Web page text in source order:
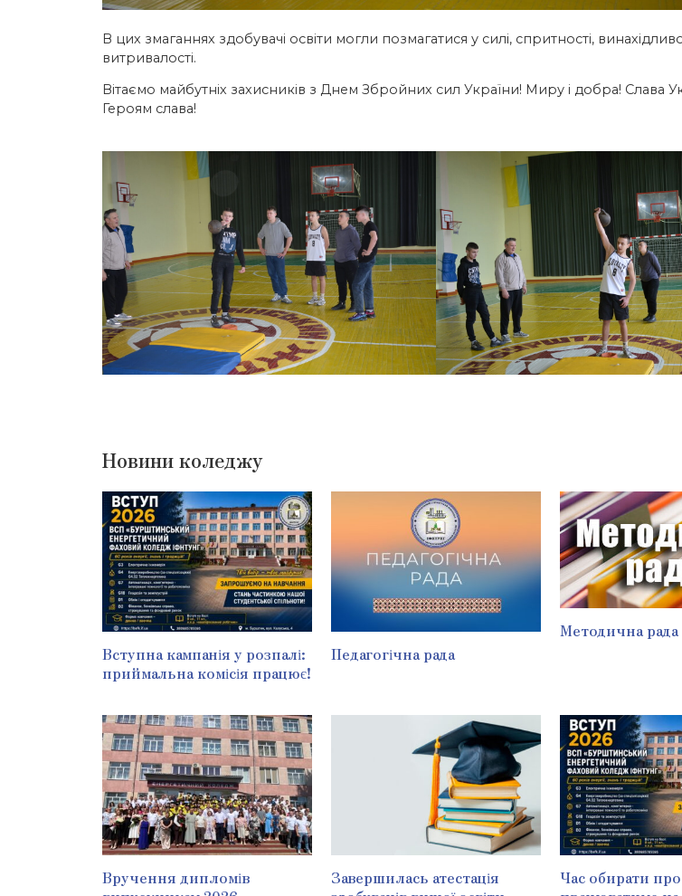
В цих змаганнях здобувачі освіти могли позмагатися у силі, спритності,
витривалості.
Вітаємо майбутніх захисників з Днем Збройних сил України! Миру і добра! Слава
Героям слава!
Новини коледжу
Вступна кампанія у розпалі:
приймальна комісія працює!
Педагогічна рада
Методична рада
Вручення дипломів
Завершилась атестація
Час обирати